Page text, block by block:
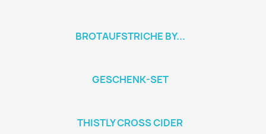
BROTAUFSTRICHE BY...
GESCHENK-SET
THISTLY CROSS CIDER